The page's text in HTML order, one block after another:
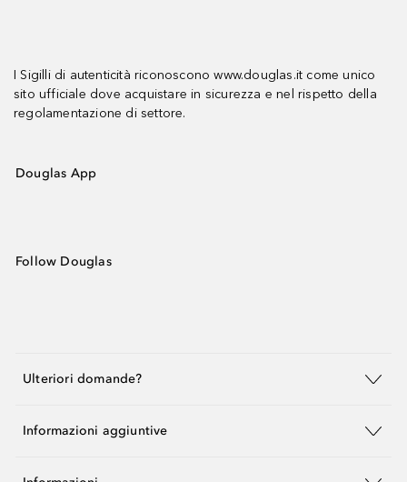
I Sigilli di autenticità riconoscono www.douglas.it come unico
sito ufficiale dove acquistare in sicurezza e nel rispetto della
regolamentazione di settore.
Douglas App
Follow Douglas
Ulteriori domande?
Informazioni aggiuntive